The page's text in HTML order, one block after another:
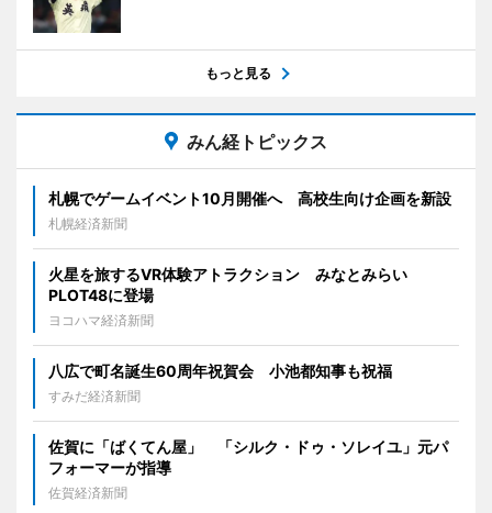
もっと見る
みん経トピックス
札幌でゲームイベント10月開催へ 高校生向け企画を新設
札幌経済新聞
火星を旅するVR体験アトラクション みなとみらい
PLOT48に登場
ヨコハマ経済新聞
八広で町名誕生60周年祝賀会 小池都知事も祝福
すみだ経済新聞
佐賀に「ばくてん屋」 「シルク・ドゥ・ソレイユ」元パ
フォーマーが指導
佐賀経済新聞